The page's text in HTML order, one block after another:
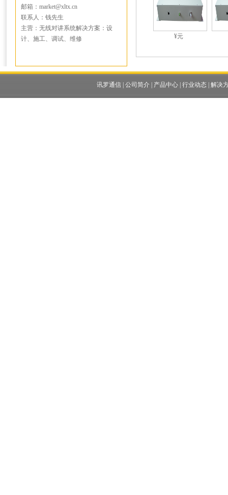
邮箱：market@xltx.cn
联系人：钱先生
主营：无线对讲系统解决方案：设
计、施工、调试、维修
¥元
讯罗通信| 公司简介| 产品中心| 行业动态| 解决